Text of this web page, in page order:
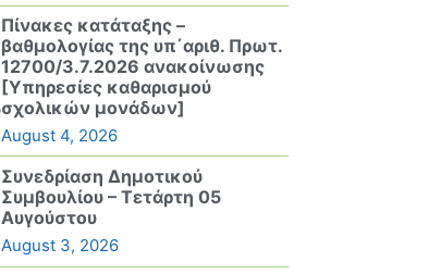
Πίνακες κατάταξης –
βαθμολογίας της υπ΄αριθ. Πρωτ.
12700/3.7.2026 ανακοίνωσης
[Υπηρεσίες καθαρισμού
σχολικών μονάδων]
August 4, 2026
Συνεδρίαση Δημοτικού
Συμβουλίου – Τετάρτη 05
Αυγούστου
August 3, 2026